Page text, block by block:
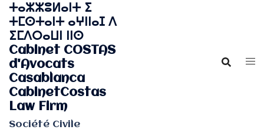
ⵜⴰⵣⵣⵓⵍⴰⵏⵜ ⵉ
ⵜⵎⵙⵜⴰⵏⵜ ⴰⵖⵏⵏⴰⵊ ⴷ
ⵉⵎⴷⵔⴰⵡⵏ ⵏⵏⵙ
Cabinet COSTAS
d'Avocats
Casablanca
CabinetCostas
Law Firm
Société Civile